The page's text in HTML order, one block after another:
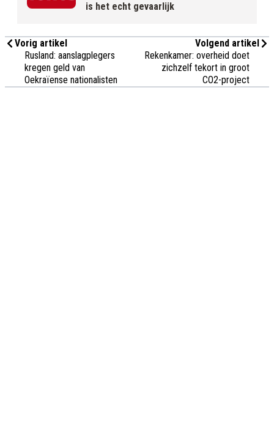
is het echt gevaarlijk
Vorig artikel
Rusland: aanslagplegers
kregen geld van
Oekraïense nationalisten
Volgend artikel
Rekenkamer: overheid doet
zichzelf tekort in groot
CO2-project